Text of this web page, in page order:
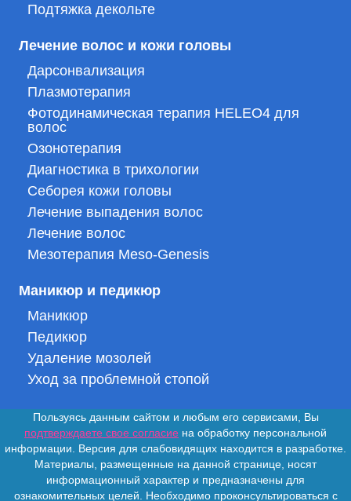
Подтяжка декольте
Лечение волос и кожи головы
Дарсонвализация
Плазмотерапия
Фотодинамическая терапия HELEO4 для
волос
Озонотерапия
Диагностика в трихологии
Себорея кожи головы
Лечение выпадения волос
Лечение волос
Мезотерапия Meso-Genesis
Маникюр и педикюр
Маникюр
Педикюр
Удаление мозолей
Уход за проблемной стопой
Пользуясь данным сайтом и любым его сервисами, Вы
подтверждаете свое согласие на обработку персональной
информации. Версия для слабовидящих находится в разработке.
Материалы, размещенные на данной странице, носят
информационный характер и предназначены для
ознакомительных целей. Необходимо проконсультироваться с